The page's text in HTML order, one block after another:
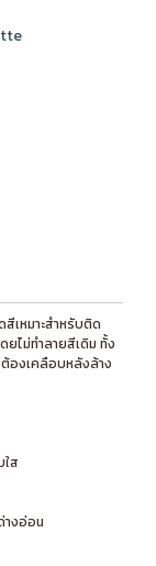
สีเหมาะสำหรับติด
ไม่ทำลายสีเดิม ทั้ง
ต้องเคลือบหลังล้าง
ส
างอ่อน